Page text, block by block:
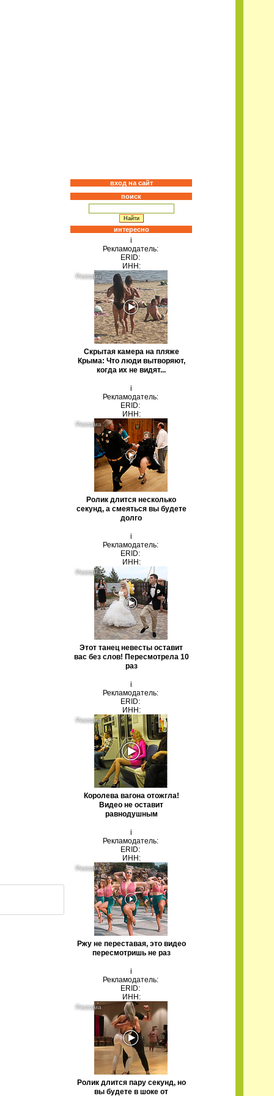
вход на сайт
поиск
интересно
i
Рекламодатель:
ERID:
ИНН:
Скрытая камера на пляже
Крыма: Что люди вытворяют,
когда их не видят...
i
Рекламодатель:
ERID:
ИНН:
Ролик длится несколько
секунд, а смеяться вы будете
долго
i
Рекламодатель:
ERID:
ИНН:
Этот танец невесты оставит
вас без слов! Пересмотрела 10
раз
i
Рекламодатель:
ERID:
ИНН:
Королева вагона отожгла!
Видео не оставит
равнодушным
i
Рекламодатель:
ERID:
ИНН:
Ржу не переставая, это видео
пересмотришь не раз
i
Рекламодатель:
ERID:
ИНН:
Ролик длится пару секунд, но
вы будете в шоке от